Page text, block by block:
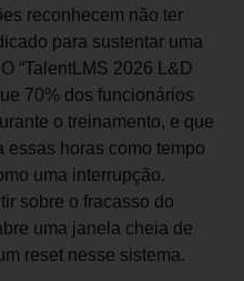
reconhecem não ter
para sustentar uma
“TalentLMS 2026 L&D
70% dos funcionários
o treinamento, e que
essas horas como tempo
uma interrupção.
sobre o fracasso do
uma janela cheia de
reset nesse sistema.